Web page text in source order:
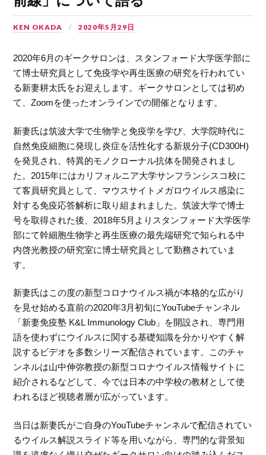
KEN OKADA 2020年5月29日
2020年6月のギークサロンは、スタンフォード大学医学部に
て博士研究員として免疫学や再生医療の研究を行われてい
る新妻耕太氏をお迎えします。ギークサロンとしては初め
て、Zoomを使ったオンラインでの開催となります。
新妻氏は筑波大学で生物学と免疫学を学び、大学院時代に
自然免疫細胞に発現し炎症を活性化する新規分子(CD300H)
を発見され、特異的モノクローナル抗体を開発されまし
た。2015年にはカリフォルニア大学サンフランシスコ校に
て客員研究員として、マウスサイトメガロウイルス感染に
対する免疫応答解析に取り組まれました。筑波大学で博士
号を取得された後、2018年5月よりスタンフォード大学医学
部にて幹細胞生物学と再生医療の最先端研究で知られる中
内啓光教授の研究室に博士研究員として勤務されていま
す。
新妻氏はこの度の新型コロナウイルス禍が本格的な広がり
を見せ始める直前の2020年3月初旬にYouTubeチャンネル
「新妻免疫塾 K&L Immunology Club」を開設され、専門用
語を使わずにウイルスに関する基礎知識を分かりやすく解
説するビデオを多数シリーズ配信されています。このチャ
ンネルは山中伸弥教授の新型コロナウイルス情報サイトに
紹介されるなどして、今では日本の中学校の教材として使
われるほど視聴者層が広がっています。
当日は新妻氏がご自身のYouTubeチャンネルで配信されてい
るウイルス解説スライド等を用いながら、専門的な背景知